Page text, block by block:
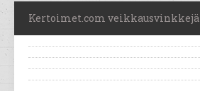
Kertoimet.com veikkausvinkkejä